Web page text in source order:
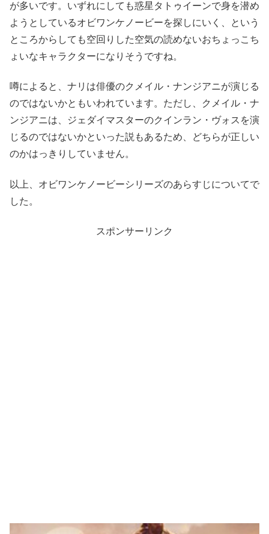
が多いです。いずれにしても惑星タトゥイーンで身を潜め
ようとしているオビワンケノービーを探しにいく、という
ところからしても空回りした空気の読めないおちょっこち
ょいなキャラクターになりそうですね。
噂によると、ナリは俳優のクメイル・ナンジアニが演じる
のではないかともいわれています。ただし、クメイル・ナ
ンジアニは、ジェダイマスターのクインラン・ヴォスを演
じるのではないかといった説もあるため、どちらが正しい
のかはっきりしていません。
以上、オビワンケノービーシリーズのあらすじについてで
した。
スポンサーリンク